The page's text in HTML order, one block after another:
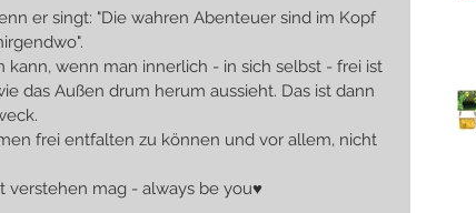
er singt: "Die wahren Abenteuer sind im Kopf
kann, wenn man innerlich - in sich selbst - frei ist
das Außen drum herum aussieht. Das ist dann
frei entfalten zu können und vor allem, nicht
verstehen mag - always be you♥